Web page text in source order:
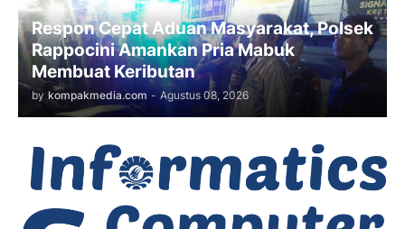
Respon Cepat Aduan Masyarakat, Polsek
Rappocini Amankan Pria Mabuk
Membuat Keributan
by kompakmedia.com - Agustus 08, 2026